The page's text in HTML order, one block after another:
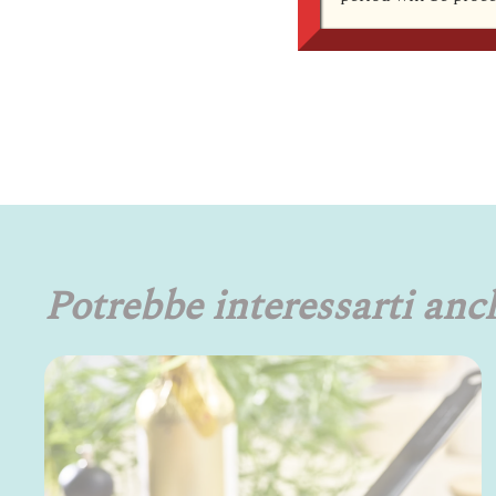
Potrebbe interessarti